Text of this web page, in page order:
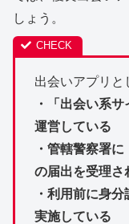
しょう。
出会いアプリと
・「出会い系
運営している
・管轄警察署
の届出を受理さ
・利用前に身
実施している